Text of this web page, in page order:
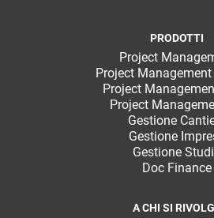
PRODOTTI
Project
Project Management
Project
Project
Gestione
Gestione
Gestione
Doc Finance
A CHI SI